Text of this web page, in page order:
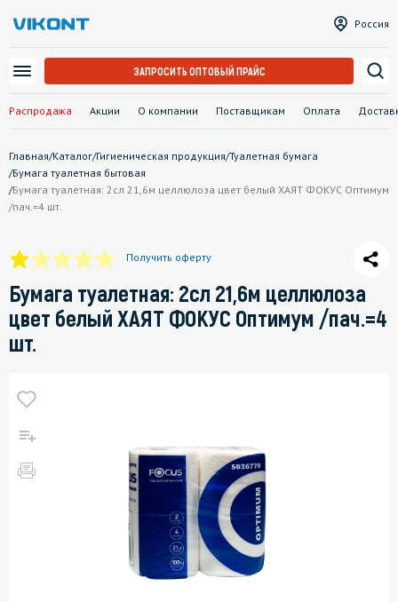
Распродажа Акции О компании Поставщикам Оплата
Россия
ЗАПРОСИТЬ ОПТОВЫЙ ПРАЙС
Главная/Каталог/Гигиеническая продукция/Туалетная бумага
/Бумага туалетная бытовая
/Бумага туалетная: 2сл 21,6м целлюлоза цвет белый ХАЯТ ФОКУС Оптимум
/пач.=4 шт.
Получить оферту
Бумага туалетная: 2сл 21,6м целлюлоза
цвет белый ХАЯТ ФОКУС Оптимум /пач.=4
шт.